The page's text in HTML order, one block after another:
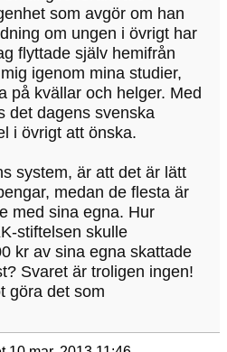
som avgör om han
om ungen i övrigt har
flyttade själv hemifrån
igenom mina studier,
på kvällar och helger. Med
det dagens svenska
i övrigt att önska.
system, är att det är lätt
medan de flesta är
med sina egna. Hur
stiftelsen skulle
kr av sina egna skattade
Svaret är troligen ingen!
göra det som